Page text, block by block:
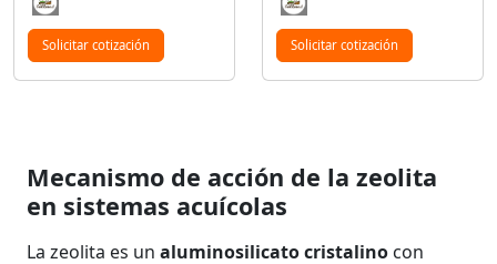
Solicitar cotización Solicitar cotización
Mecanismo de acción de la zeolita
en sistemas acuícolas
La zeolita es un aluminosilicato cristalino con